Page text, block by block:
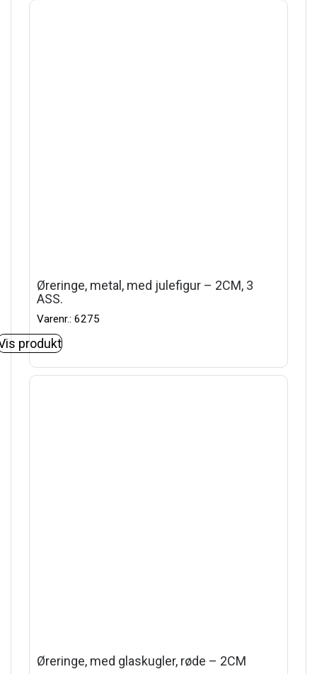
Øreringe, metal, med julefigur – 2CM, 3
ASS.
Varenr.: 6275
produkt
Øreringe, med glaskugler, røde – 2CM